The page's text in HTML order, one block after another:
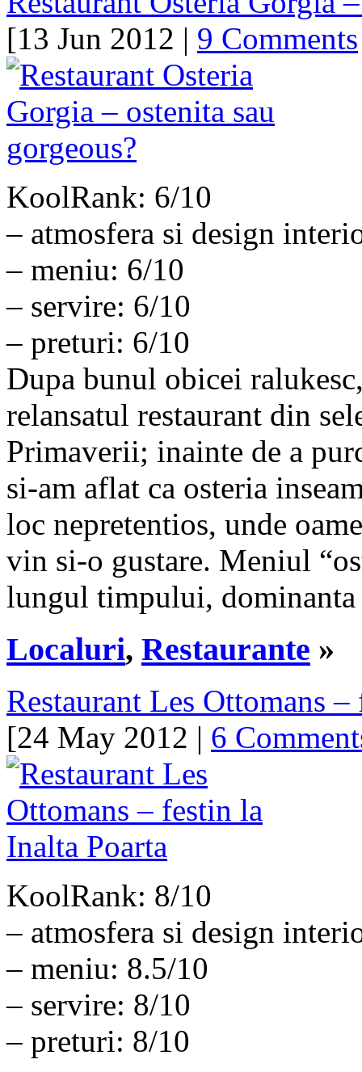
[13 Jun 2012 | 9 Comments
KoolRank: 6/10
– atmosfera si design
– meniu: 6/10
– servire: 6/10
– preturi: 6/10
Dupa bunul obicei
relansatul restaurant din
Primaverii; inainte de a
si-am aflat ca osteria
loc nepretentios, unde
vin si-o gustare. Meniul
lungul timpului,
Localuri, Restaurante »
Restaurant Les Ottomans
[24 May 2012 | 6
KoolRank: 8/10
– atmosfera si design
– meniu: 8.5/10
– servire: 8/10
– preturi: 8/10